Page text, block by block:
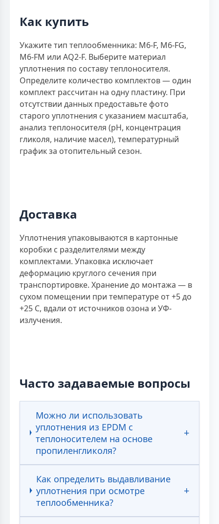
Как купить
Укажите тип теплообменника: M6-F, M6-FG,
M6-FM или AQ2-F. Выберите материал
уплотнения по составу теплоносителя.
Определите количество комплектов — один
комплект рассчитан на одну пластину. При
отсутствии данных предоставьте фото
старого уплотнения с указанием масштаба,
анализ теплоносителя (рН, концентрация
гликоля, наличие масел), температурный
график за отопительный сезон.
Доставка
Уплотнения упаковываются в картонные
коробки с разделителями между
комплектами. Упаковка исключает
деформацию круглого сечения при
транспортировке. Хранение до монтажа — в
сухом помещении при температуре от +5 до
+25 С, вдали от источников озона и УФ-
излучения.
Часто задаваемые вопросы
Можно ли использовать
уплотнения из EPDM с
теплоносителем на основе
пропиленгликоля?
Как определить выдавливание
уплотнения при осмотре
теплообменника?